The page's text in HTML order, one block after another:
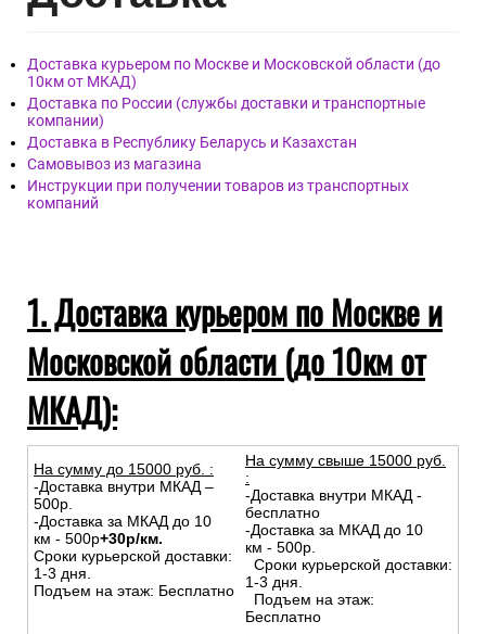
Доставка курьером по Москве и Московской области (до
10км от МКАД)
Доставка по России (службы доставки и транспортные
компании)
Доставка в Республику Беларусь и Казахстан
Самовывоз из магазина
Инструкции при получении товаров из транспортных
компаний
1. Доставка курьером по Москве и
Московской области (до 10км от
МКАД):
На сумму до 15000 руб. :
-Доставка внутри МКАД –
500р.
-Доставка за МКАД до 10
км - 500р+30р/км.
Сроки курьерской доставки:
1-3 дня.
Подъем на этаж: Бесплатно
На сумму свыше 15000 руб.
:
-Доставка внутри МКАД -
бесплатно
-Доставка за МКАД до 10
км - 500р.
Сроки курьерской доставки:
1-3 дня.
Подъем на этаж:
Бесплатно